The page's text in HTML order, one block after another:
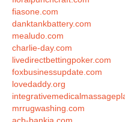
fiasone.com
danktankbattery.com
mealudo.com
charlie-day.com
livedirectbettingpoker.com
foxbusinessupdate.com
lovedaddy.org
mrrugwashing.com